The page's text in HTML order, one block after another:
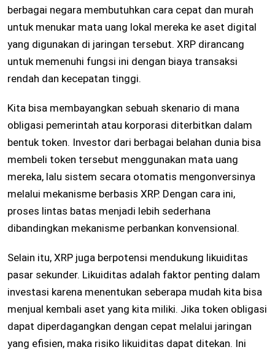
berbagai negara membutuhkan cara cepat dan murah
untuk menukar mata uang lokal mereka ke aset digital
yang digunakan di jaringan tersebut. XRP dirancang
untuk memenuhi fungsi ini dengan biaya transaksi
rendah dan kecepatan tinggi.
Kita bisa membayangkan sebuah skenario di mana
obligasi pemerintah atau korporasi diterbitkan dalam
bentuk token. Investor dari berbagai belahan dunia bisa
membeli token tersebut menggunakan mata uang
mereka, lalu sistem secara otomatis mengonversinya
melalui mekanisme berbasis XRP. Dengan cara ini,
proses lintas batas menjadi lebih sederhana
dibandingkan mekanisme perbankan konvensional.
Selain itu, XRP juga berpotensi mendukung likuiditas
pasar sekunder. Likuiditas adalah faktor penting dalam
investasi karena menentukan seberapa mudah kita bisa
menjual kembali aset yang kita miliki. Jika token obligasi
dapat diperdagangkan dengan cepat melalui jaringan
yang efisien, maka risiko likuiditas dapat ditekan. Ini